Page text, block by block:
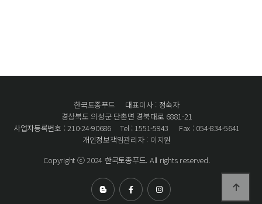
한국토종푸드
대표이사 : 정숙자
경상북도 의성군 단촌면 경북대로 6881-21
사업자등록번호 : 210-24-90686
Tel : 1551-5943
Fax : 054-834-5641
개인정보책임관리자 : 이지원
Copyright ⓒ 2024 한국토종푸드. All rights reserved.